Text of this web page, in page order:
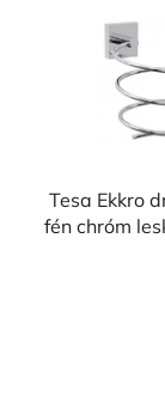
Tesa Ekkro
fén chróm